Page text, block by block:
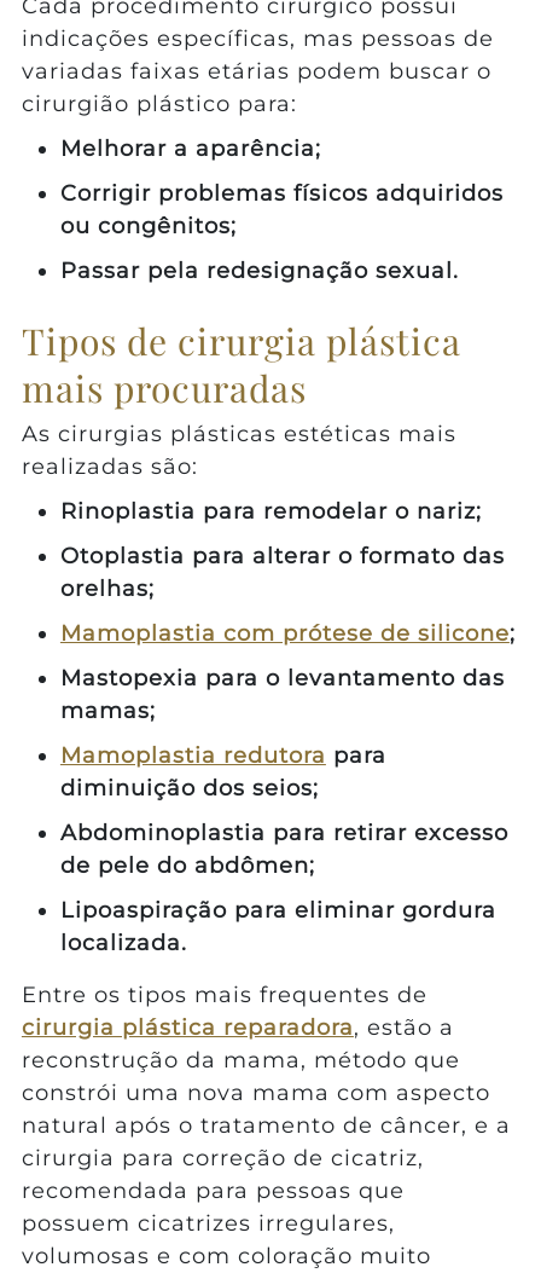
Cada procedimento cirúrgico possui
indicações específicas, mas pessoas de
variadas faixas etárias podem buscar o
cirurgião plástico para:
Melhorar a aparência;
Corrigir problemas físicos adquiridos
ou congênitos;
Passar pela redesignação sexual.
Tipos de cirurgia plástica
mais procuradas
As cirurgias plásticas estéticas mais
realizadas são:
Rinoplastia para remodelar o nariz;
Otoplastia para alterar o formato das
orelhas;
Mamoplastia com prótese de silicone;
Mastopexia para o levantamento das
mamas;
Mamoplastia redutora para
diminuição dos seios;
Abdominoplastia para retirar excesso
de pele do abdômen;
Lipoaspiração para eliminar gordura
localizada.
Entre os tipos mais frequentes de
cirurgia plástica reparadora, estão a
reconstrução da mama, método que
constrói uma nova mama com aspecto
natural após o tratamento de câncer, e a
cirurgia para correção de cicatriz,
recomendada para pessoas que
possuem cicatrizes irregulares,
volumosas e com coloração muito